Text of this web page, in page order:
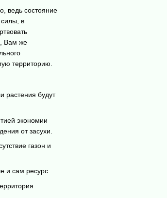
ведь состояние
силы, в
Вам же
территорию.
растения будут
экономии
от засухи.
газон и
и сам ресурс.